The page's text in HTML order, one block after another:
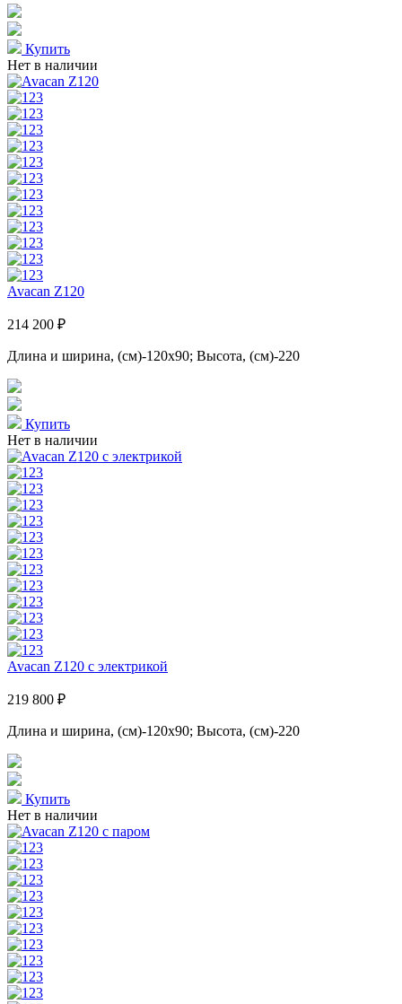
Купить
Нет в наличии
Avacan Z120
214 200 ₽
Длина и ширина, (см)-120x90; Высота, (см)-220
Купить
Нет в наличии
Avacan Z120 с электрикой
219 800 ₽
Длина и ширина, (см)-120x90; Высота, (см)-220
Купить
Нет в наличии